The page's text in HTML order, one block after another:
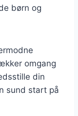
børn og
omgang
din
sund start på